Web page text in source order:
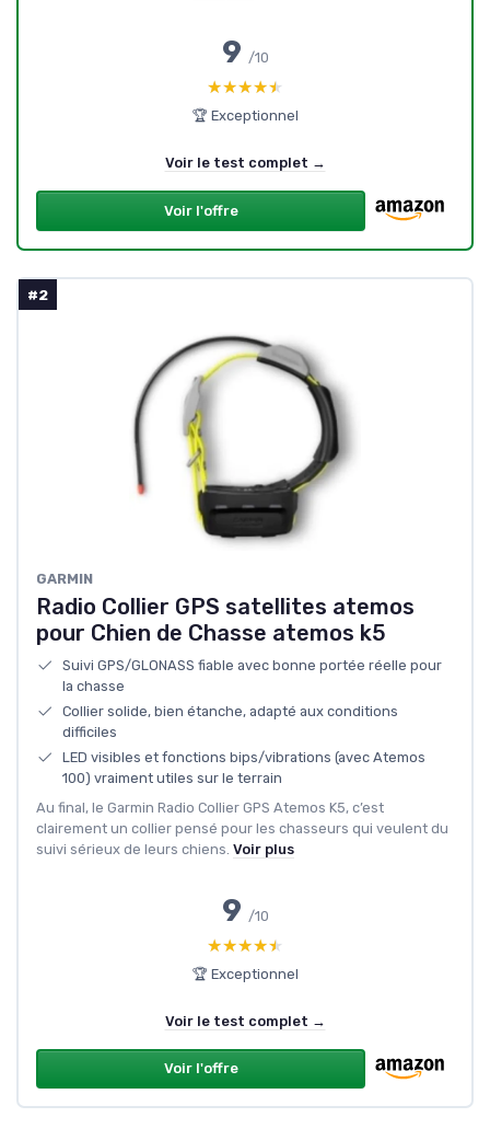
9 /10
★★★★★
★★★★★
🏆 Exceptionnel
Voir le test complet →
Voir l'offre
#2
GARMIN
Radio Collier GPS satellites atemos
pour Chien de Chasse atemos k5
Suivi GPS/GLONASS fiable avec bonne portée réelle pour
la chasse
Collier solide, bien étanche, adapté aux conditions
difficiles
LED visibles et fonctions bips/vibrations (avec Atemos
100) vraiment utiles sur le terrain
Au final, le Garmin Radio Collier GPS Atemos K5, c’est
clairement un collier pensé pour les chasseurs qui veulent du
suivi sérieux de leurs chiens. Voir plus
9 /10
★★★★★
★★★★★
🏆 Exceptionnel
Voir le test complet →
Voir l'offre